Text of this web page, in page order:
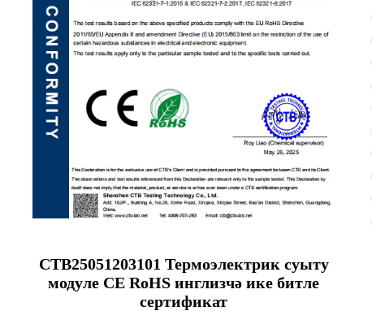
CTB25051203101 Термоэлектрик суыту
модуле CE RoHS инглизчә ике битле
сертификат